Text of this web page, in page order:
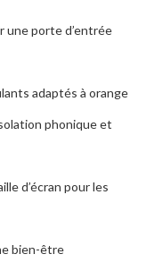
une porte d’entrée
adaptés à orange
phonique et
d’écran pour les
bien-être